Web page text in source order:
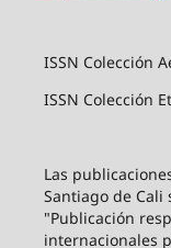
ISSN Colección
ISSN Colección
Las
Santiago de Cali
"Publicación
internacionales